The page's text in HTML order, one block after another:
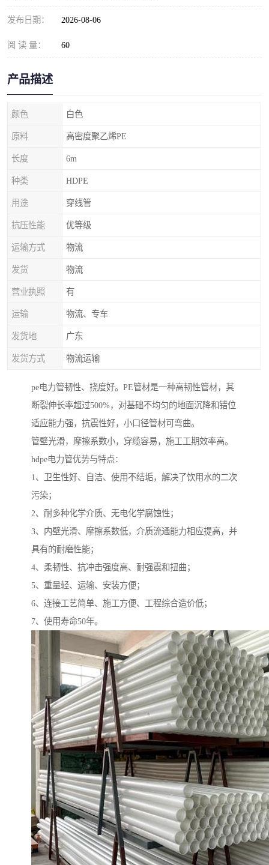
发布日期： 2026-08-06
阅 读 量： 60
产品描述
颜色 白色
原料 高密度聚乙烯PE
长度 6m
种类 HDPE
用途 穿线管
抗压性能 优等级
运输方式 物流
发货 物流
营业执照 有
运输 物流、专车
发货地 广东
发货方式 物流运输
pe电力管韧性、挠度好。PE管材是一种高韧性管材，其
断裂伸长率超过500%，对基础不均匀的地面沉降和错位
适应能力强，抗震性好，小口径管材可弯曲。
管壁光滑，摩擦系数小，穿缆容易，施工工期效率高。
hdpe电力管优势与特点：
1、卫生性好、自洁、使用不结垢，解决了饮用水的二次
污染；
2、耐多种化学介质、无电化学腐蚀性；
3、内壁光滑、摩擦系数低，介质流通能力相应提高，并
具有的耐磨性能；
4、柔韧性、抗冲击强度高、耐强震和扭曲；
5、重量轻、运输、安装方便；
6、连接工艺简单、施工方便、工程综合造价低；
7、使用寿命50年。